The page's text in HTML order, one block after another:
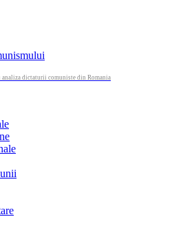
dictaturii comuniste din Romania